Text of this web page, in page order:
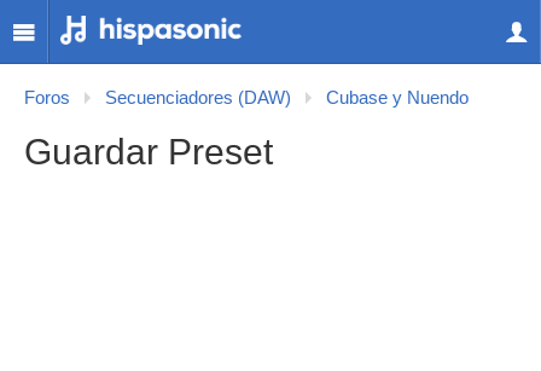
Foros Secuenciadores (DAW) Cubase y Nuendo
Guardar Preset